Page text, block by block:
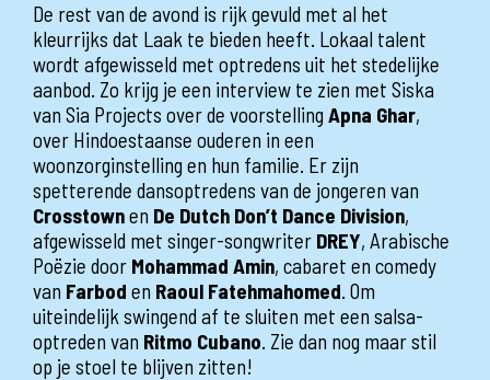
De rest van de avond is rijk gevuld met al het
kleurrijks dat Laak te bieden heeft. Lokaal talent
wordt afgewisseld met optredens uit het stedelijke
aanbod. Zo krijg je een interview te zien met Siska
van Sia Projects over de voorstelling Apna Ghar,
over Hindoestaanse ouderen in een
woonzorginstelling en hun familie. Er zijn
spetterende dansoptredens van de jongeren van
Crosstownen De Dutch Don’t Dance Division,
afgewisseld met singer-songwriter DREY, Arabische
Poëzie door Mohammad Amin, cabaret en comedy
van Farbod en Raoul Fatehmahomed. Om
uiteindelijk swingend af te sluiten met een salsa-
optreden van Ritmo Cubano. Zie dan nog maar stil
op je stoel te blijven zitten!